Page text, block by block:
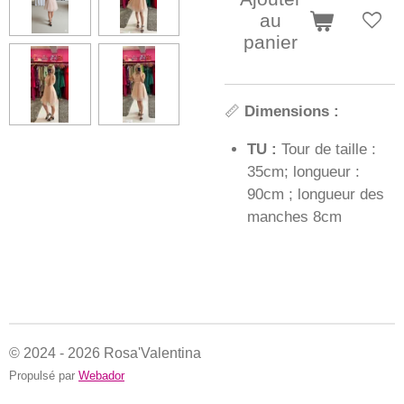
au
panier
📏 Dimensions :
TU : Tour de taille :
35cm; longueur :
90cm ; longueur des
manches 8cm
© 2024 - 2026 Rosa'Valentina
Propulsé par Webador